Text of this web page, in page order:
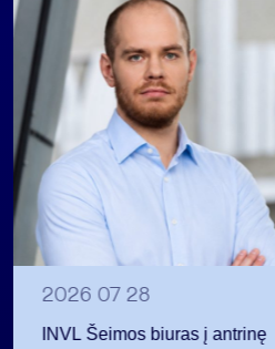
2026 07 28
INVL Šeimos biuras į antrinę